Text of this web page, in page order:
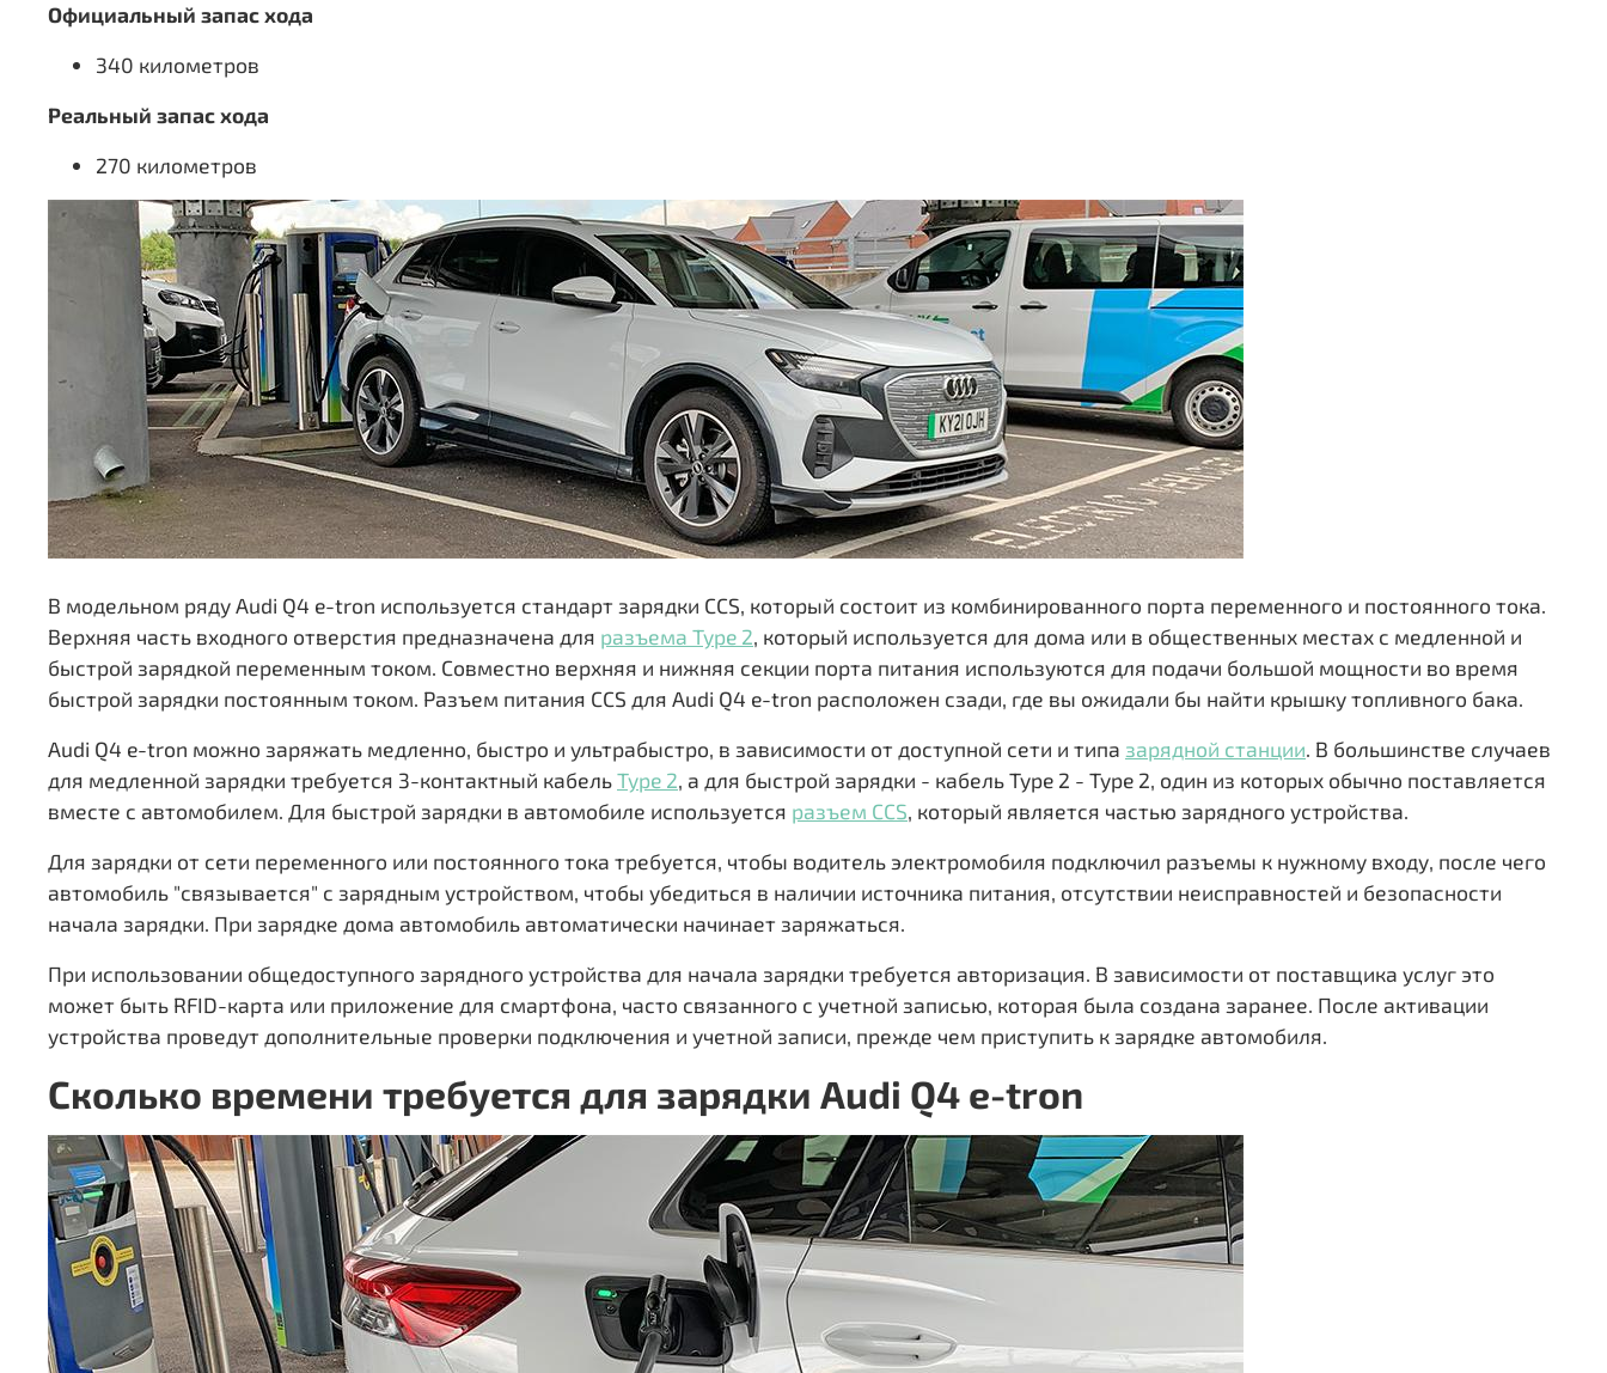
Официальный запас хода
340 километров
Реальный запас хода
270 километров
В модельном ряду Audi Q4 e-tron используется стандарт зарядки CCS, который состоит из комбинированного порта переменного и постоянного тока.
Верхняя часть входного отверстия предназначена для разъема Type 2, который используется для дома или в общественных местах с медленной и
быстрой зарядкой переменным током. Совместно верхняя и нижняя секции порта питания используются для подачи большой мощности во время
быстрой зарядки постоянным током. Разъем питания CCS для Audi Q4 e-tron расположен сзади, где вы ожидали бы найти крышку топливного бака.
Audi Q4 e-tron можно заряжать медленно, быстро и ультрабыстро, в зависимости от доступной сети и типа зарядной станции. В большинстве случаев
для медленной зарядки требуется 3-контактный кабельType 2, а для быстрой зарядки - кабель Type 2 - Type 2, один из которых обычно поставляется
вместе с автомобилем. Для быстрой зарядки в автомобиле используется разъем CCS, который является частью зарядного устройства.
Для зарядки от сети переменного или постоянного тока требуется, чтобы водитель электромобиля подключил разъемы к нужному входу, после чего
автомобиль "связывается" с зарядным устройством, чтобы убедиться в наличии источника питания, отсутствии неисправностей и безопасности
начала зарядки. При зарядке дома автомобиль автоматически начинает заряжаться.
При использовании общедоступного зарядного устройства для начала зарядки требуется авторизация. В зависимости от поставщика услуг это
может быть RFID-карта или приложение для смартфона, часто связанного с учетной записью, которая была создана заранее. После активации
устройства проведут дополнительные проверки подключения и учетной записи, прежде чем приступить к зарядке автомобиля.
Сколько времени требуется для зарядки Audi Q4 e-tron